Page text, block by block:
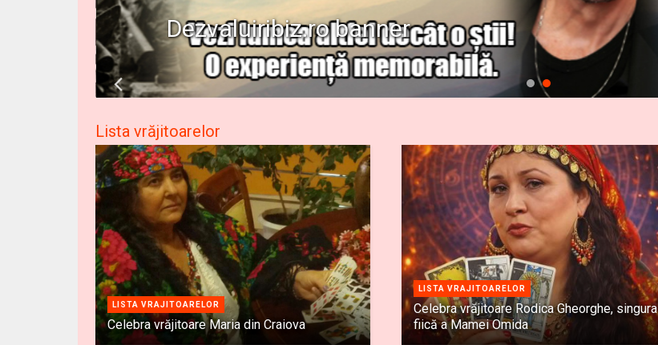
Dezvaluiribiz.ro banner
Lista vrăjitoarelor
LISTA VRAJITOARELOR
Celebra vrăjitoare Maria din Craiova
LISTA VRAJITOARELOR
Celebra vrăjitoare Rodica Gheorghe, singura
fiică a Mamei Omida